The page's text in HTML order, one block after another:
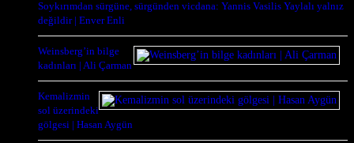
Soykırımdan sürgüne, sürgünden vicdana: Yannis Vasilis Yaylalı yalnız
değildir | Enver Enli
Weinsberg’in bilge
kadınları | Ali Çarman
Kemalizmin
sol üzerindeki
gölgesi | Hasan Aygün